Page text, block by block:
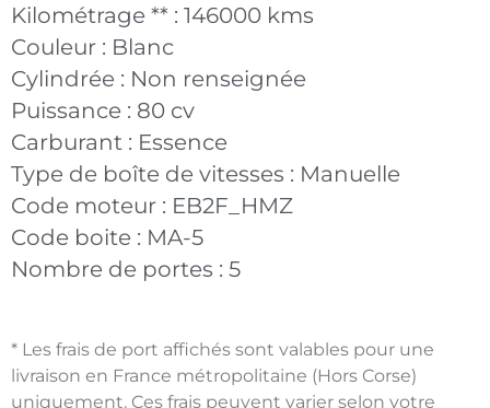
Kilométrage ** : 146000 kms
Couleur : Blanc
Cylindrée : Non renseignée
Puissance : 80 cv
Carburant : Essence
Type de boîte de vitesses : Manuelle
Code moteur : EB2F_HMZ
Code boite : MA-5
Nombre de portes : 5
* Les frais de port affichés sont valables pour une
livraison en France métropolitaine (Hors Corse)
uniquement. Ces frais peuvent varier selon votre